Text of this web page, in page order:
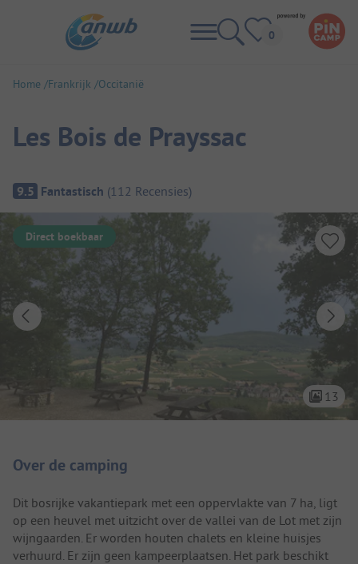
Home Frankrijk Occitanië
Les Bois de Prayssac
Camping overzicht
9.5 Fantastisch (112 Recensies)
Direct boekbaar
13
Over de camping
Dit bosrijke vakantiepark met een oppervlakte van 7 ha, ligt
op een heuvel met uitzicht over de vallei van de Lot met zijn
wijngaarden. Er worden houten chalets en kleine huisjes
verhuurd. Er zijn geen kampeerplaatsen. Het park beschikt